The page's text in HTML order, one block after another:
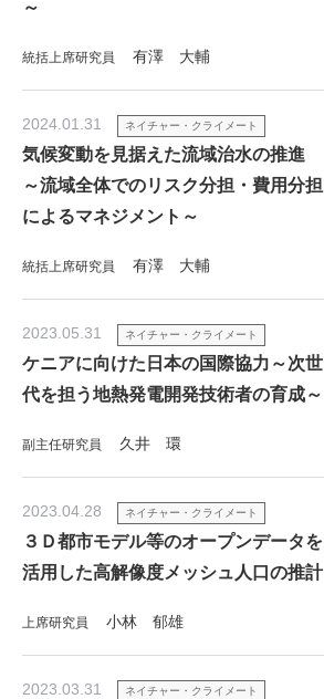
～
統括上席研究員 有澤 大輔
2024.01.31 ネイチャー・クライメート
気候変動を見据えた流域治水の推進
～流域全体でのリスク分担・費用分担
によるマネジメント～
統括上席研究員 有澤 大輔
2023.05.31 ネイチャー・クライメート
ケニアに向けた日本の国際協力～次世
代を担う地熱発電開発技術者の育成～
副主任研究員 久井 環
2023.04.28 ネイチャー・クライメート
３Ｄ都市モデル等のオープンデータを
活用した高解像度メッシュ人口の推計
上席研究員 小林 郁雄
2023.03.31 ネイチャー・クライメート